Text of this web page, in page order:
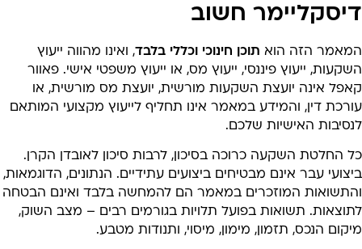
חשוב
הזה הואתוכן חינוכי וכללי בלבד, ואינו מהווה ייעוץ
ייעוץ פיננסי, ייעוץ מס, או ייעוץ משפטי אישי. פאוור
אינה יועצת השקעות מורשית, יועצת מס מורשית, או
דין, והמידע במאמר אינו תחליף לייעוץ מקצועי המותאם
האישיות שלכם.
החלטת השקעה כרוכה בסיכון, לרבות סיכון לאובדן הקרן.
עבר אינם מבטיחים ביצועים עתידיים. הנתונים, הדוגמאות,
המוזכרים במאמר הם להמחשה בלבד ואינם הבטחה
תשואות בפועל תלויות בגורמים רבים – מצב השוק,
הנכס, תזמון, מימון, מיסוי, ותנודות מטבע.